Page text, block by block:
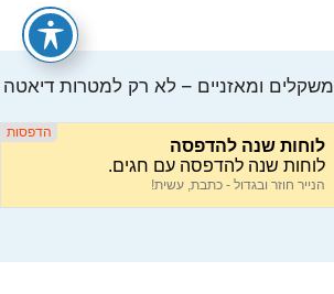
משקלים ומאזניים – לא רק למטרות דיאטה